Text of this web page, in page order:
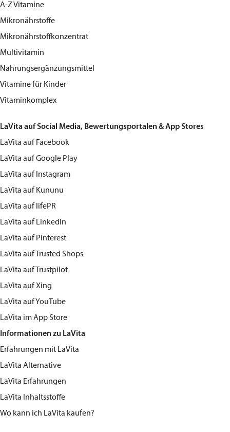
A-Z Vitamine
Mikronährstoffe
Mikronährstoffkonzentrat
Multivitamin
Nahrungsergänzungsmittel
Vitamine für Kinder
Vitaminkomplex
LaVita auf Social Media, Bewertungsportalen & App Stores
LaVita auf Facebook
LaVita auf Google Play
LaVita auf Instagram
LaVita auf Kununu
LaVita auf lifePR
LaVita auf LinkedIn
LaVita auf Pinterest
LaVita auf Trusted Shops
LaVita auf Trustpilot
LaVita auf Xing
LaVita auf YouTube
LaVita im App Store
Informationen zu LaVita
Erfahrungen mit LaVita
LaVita Alternative
LaVita Erfahrungen
LaVita Inhaltsstoffe
Wo kann ich LaVita kaufen?